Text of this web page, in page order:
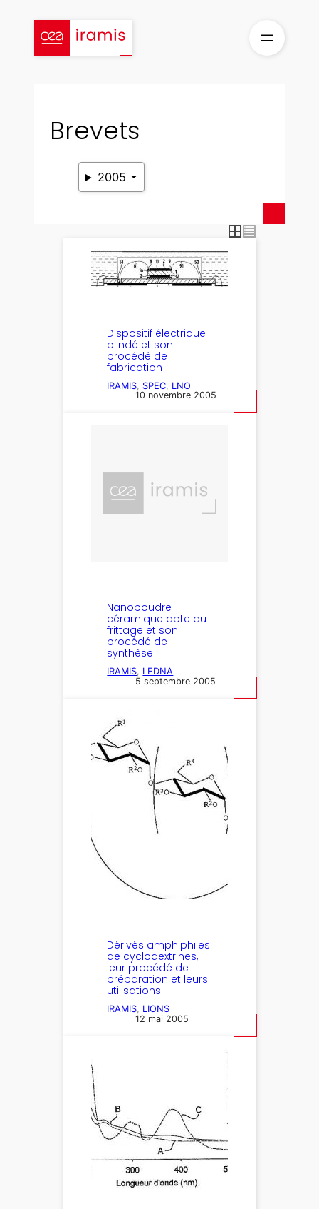
contenu
Brevets
2005
Dispositif électrique
blindé et son
procédé de
fabrication
IRAMIS SPEC LNO
10 novembre 2005
Nanopoudre
céramique apte au
frittage et son
procédé de
synthèse
IRAMIS LEDNA
5 septembre 2005
Dérivés amphiphiles
de cyclodextrines,
leur procédé de
préparation et leurs
utilisations
IRAMIS, LIONS
12 mai 2005